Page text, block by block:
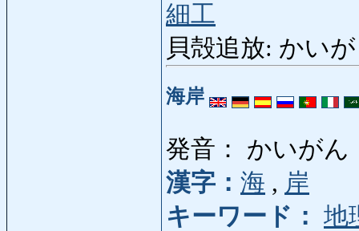
細工
貝殻追放: かい
海岸
発音： かいがん
漢字： 海 , 岸
キーワード： 地